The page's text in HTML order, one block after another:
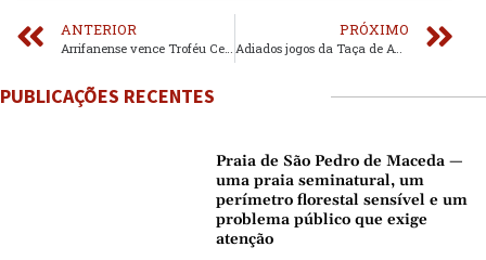
ANTERIOR PRÓXIMO
PUBLICAÇÕES RECENTES
Praia de São Pedro de Maceda —
uma praia seminatural, um
perímetro florestal sensível e um
problema público que exige
atenção